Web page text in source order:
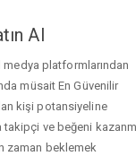
Al
medya platformlarından
müsait En Güvenilir
kişi potansiyeline
takipçi ve beğeni
zaman beklemek